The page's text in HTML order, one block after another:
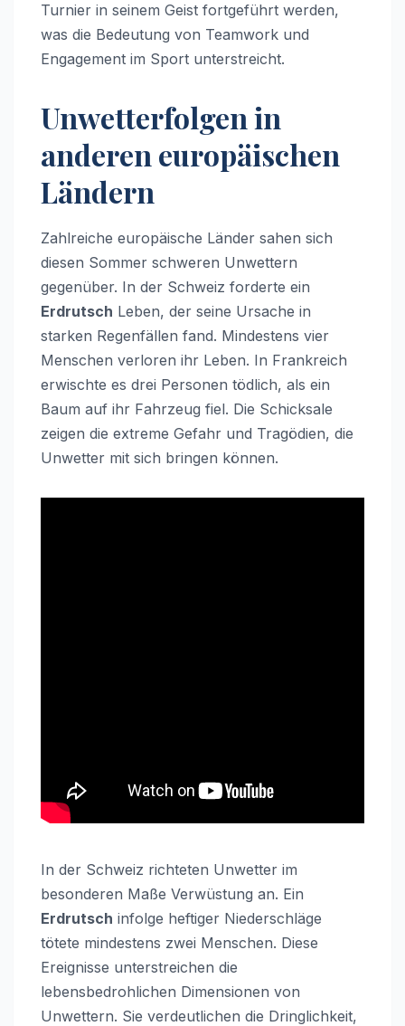
Turnier in seinem Geist fortgeführt werden,
was die Bedeutung von Teamwork und
Engagement im Sport unterstreicht.
Unwetterfolgen in
anderen europäischen
Ländern
Zahlreiche europäische Länder sahen sich
diesen Sommer schweren Unwettern
gegenüber. In der Schweiz forderte ein
Erdrutsch Leben, der seine Ursache in
starken Regenfällen fand. Mindestens vier
Menschen verloren ihr Leben. In Frankreich
erwischte es drei Personen tödlich, als ein
Baum auf ihr Fahrzeug fiel. Die Schicksale
zeigen die extreme Gefahr und Tragödien, die
Unwetter mit sich bringen können.
In der Schweiz richteten Unwetter im
besonderen Maße Verwüstung an. Ein
Erdrutsch infolge heftiger Niederschläge
tötete mindestens zwei Menschen. Diese
Ereignisse unterstreichen die
lebensbedrohlichen Dimensionen von
Unwettern. Sie verdeutlichen die Dringlichkeit,